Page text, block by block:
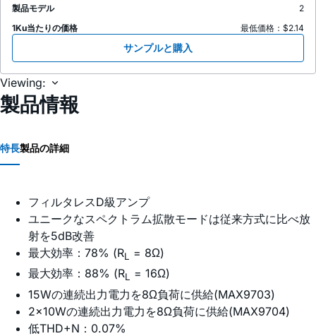
製品モデル
2
1Ku当たりの価格
最低価格：$2.14
サンプルと購入
Viewing:
製品情報
特長製品の詳細
フィルタレスD級アンプ
ユニークなスペクトラム拡散モードは従来方式に比べ放
射を5dB改善
最大効率：78% (RL = 8Ω)
最大効率：88% (RL = 16Ω)
15Wの連続出力電力を8Ω負荷に供給(MAX9703)
2x10Wの連続出力電力を8Ω負荷に供給(MAX9704)
低THD+N：0.07%